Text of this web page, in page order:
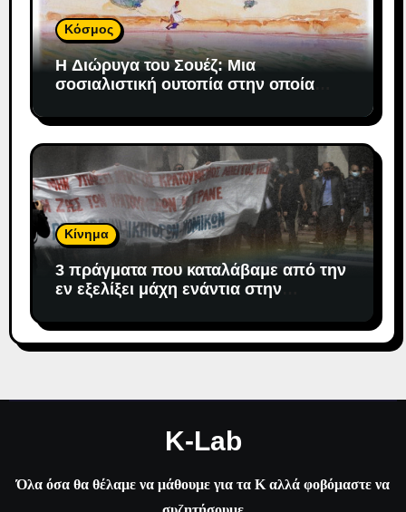
Κόσμος
H Διώρυγα του Σουέζ: Μια
σοσιαλιστική ουτοπία στην οποία
Κίνημα
3 πράγματα που καταλάβαμε από την
εν εξελίξει μάχη ενάντια στην
K-Lab
Όλα όσα θα θέλαμε να μάθουμε για τα Κ αλλά φοβόμαστε να